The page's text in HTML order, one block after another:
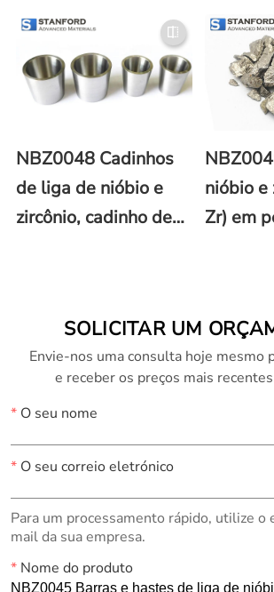
nióbio e
NBZ0048 Cadinhos
de liga de nióbio e
zircônio, cadinho de
nióbio e
Zr) em
SOLICITAR UM
Envie-nos uma consulta hoje mesmo
e receber os preços mais
*O seu nome
*O seu correio eletrónico
Para um processamento rápido, utilize o
mail da sua empresa.
*Nome do produto